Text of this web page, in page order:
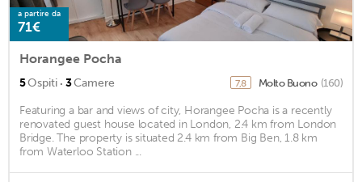
a partire da
71€
Horangee Pocha
5Ospiti · 3Camere 7,8 Molto Buono (160)
Featuring a bar and views of city, Horangee Pocha is a recently
renovated guest house located in London, 2.4 km from London
Bridge. The property is situated 2.4 km from Big Ben, 1.8 km
from Waterloo Station ...